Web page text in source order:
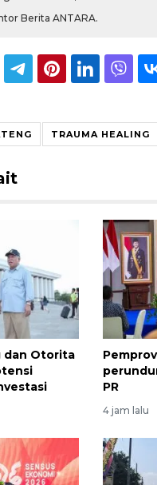
Berita ANTARA.
TRAUMA HEALING
dan Otorita
PR
4 jam lalu